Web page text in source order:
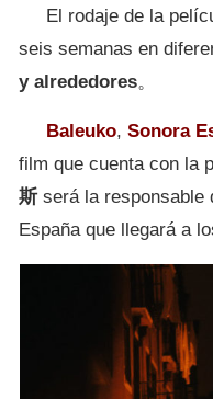
El rodaje de la
seis semanas en
y alrededores。
Baleuko, Sonora
film que cuenta con la
斯 será la responsable
España que llegará a